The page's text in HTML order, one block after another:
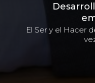
El Ser y el Hacer